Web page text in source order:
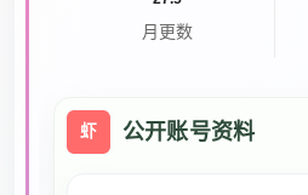
月更数
虾 公开账号资料